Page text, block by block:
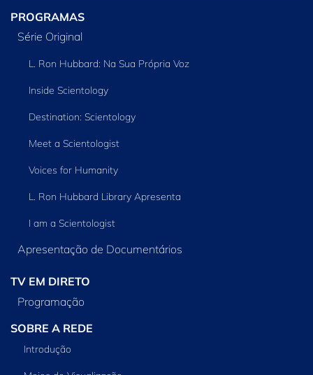
PROGRAMAS
Série Original
L. Ron Hubbard: Na Sua Própria Voz
Inside Scientology
Destination: Scientology
Meet a Scientologist
Voices for Humanity
L. Ron Hubbard Library Apresenta
I am a Scientologist
Apresentação de Documentários
TV EM DIRETO
Programação
SOBRE A REDE
Introdução